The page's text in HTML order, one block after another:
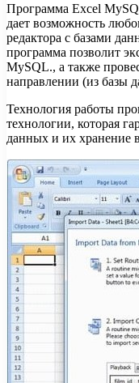
Программа Excel
дает возможность
редактора с базами
программа позволит
MySQL., а также
направлении (из базы
Технология работы
технологии, которая
данных и их хранение